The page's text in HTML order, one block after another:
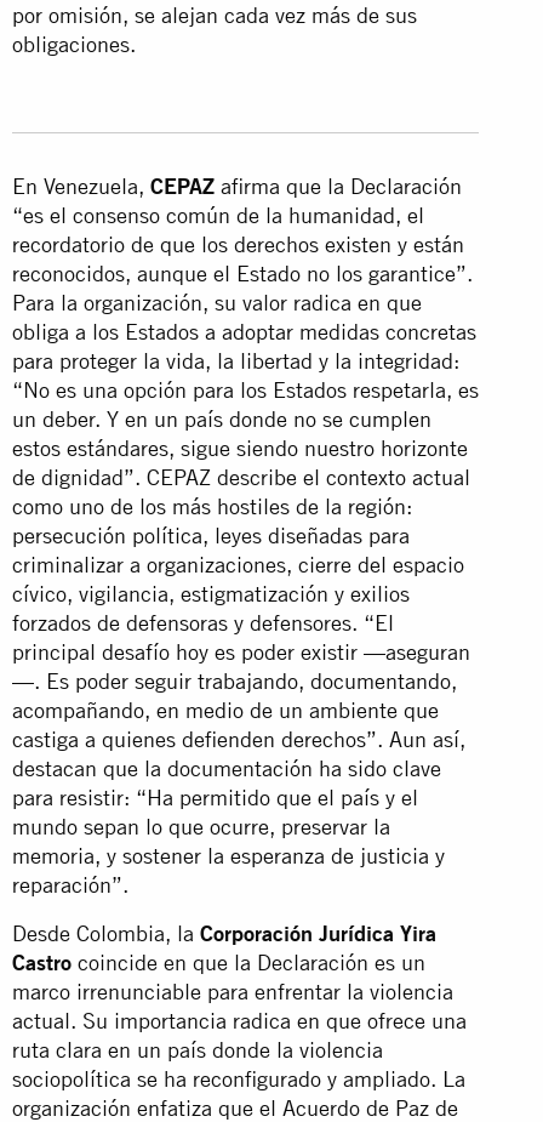
por omisión, se alejan cada vez más de sus
obligaciones.
En Venezuela, CEPAZ afirma que la Declaración
“es el consenso común de la humanidad, el
recordatorio de que los derechos existen y están
reconocidos, aunque el Estado no los garantice”.
Para la organización, su valor radica en que
obliga a los Estados a adoptar medidas concretas
para proteger la vida, la libertad y la integridad:
“No es una opción para los Estados respetarla, es
un deber. Y en un país donde no se cumplen
estos estándares, sigue siendo nuestro horizonte
de dignidad”. CEPAZ describe el contexto actual
como uno de los más hostiles de la región:
persecución política, leyes diseñadas para
criminalizar a organizaciones, cierre del espacio
cívico, vigilancia, estigmatización y exilios
forzados de defensoras y defensores. “El
principal desafío hoy es poder existir —aseguran
—. Es poder seguir trabajando, documentando,
acompañando, en medio de un ambiente que
castiga a quienes defienden derechos”. Aun así,
destacan que la documentación ha sido clave
para resistir: “Ha permitido que el país y el
mundo sepan lo que ocurre, preservar la
memoria, y sostener la esperanza de justicia y
reparación”.
Desde Colombia, la Corporación Jurídica Yira
Castro coincide en que la Declaración es un
marco irrenunciable para enfrentar la violencia
actual. Su importancia radica en que ofrece una
ruta clara en un país donde la violencia
sociopolítica se ha reconfigurado y ampliado. La
organización enfatiza que el Acuerdo de Paz de